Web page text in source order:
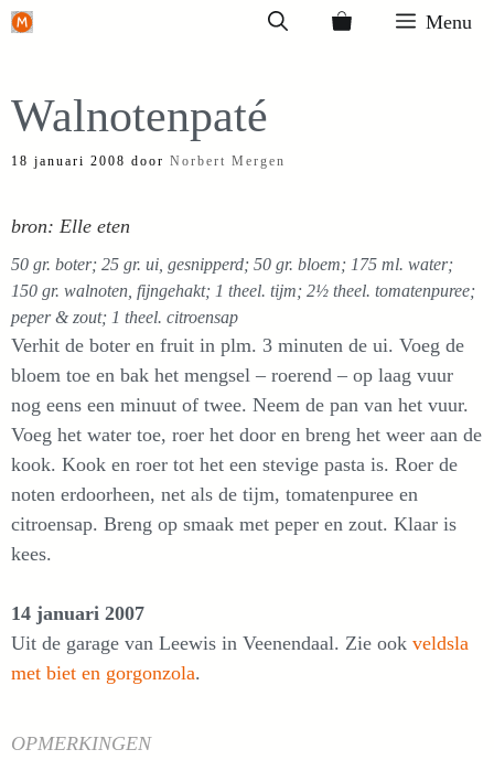
Ga
inhoud
Menu
Walnotenpaté
18 januari 2008 door Norbert Mergen
bron: Elle eten
50 gr. boter; 25 gr. ui, gesnipperd; 50 gr. bloem; 175 ml. water;
150 gr. walnoten, fijngehakt; 1 theel. tijm; 2½ theel. tomatenpuree;
peper & zout; 1 theel. citroensap
Verhit de boter en fruit in plm. 3 minuten de ui. Voeg de
bloem toe en bak het mengsel – roerend – op laag vuur
nog eens een minuut of twee. Neem de pan van het vuur.
Voeg het water toe, roer het door en breng het weer aan de
kook. Kook en roer tot het een stevige pasta is. Roer de
noten erdoorheen, net als de tijm, tomatenpuree en
citroensap. Breng op smaak met peper en zout. Klaar is
kees.
14 januari 2007
Uit de garage van Leewis in Veenendaal. Zie ook veldsla
met biet en gorgonzola.
OPMERKINGEN